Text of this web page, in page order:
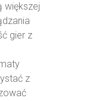
większej
gier z
z